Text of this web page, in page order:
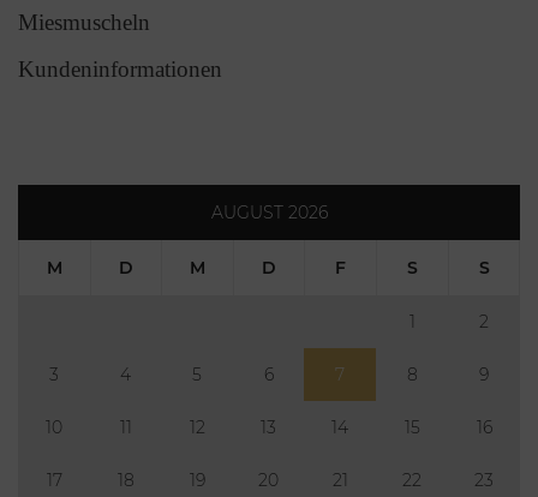
Miesmuscheln
Kundeninformationen
AUGUST 2026
M D M D F S S
1 2
3 4 5 6 7 8 9
10 11 12 13 14 15 16
17 18 19 20 21 22 23